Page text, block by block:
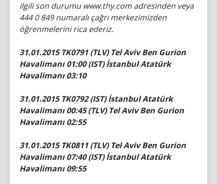
ilgili son durumu www.thy.com adresinden veya
444 0 849 numaralı çağrı merkezimizden
öğrenmelerini rica ederiz.
31.01.2015 TK0791 (TLV) Tel Aviv Ben Gurion
Havalimanı 01:00 (IST) İstanbul Atatürk
Havalimanı 03:10
31.01.2015 TK0792 (IST) İstanbul Atatürk
Havalimanı 00:45 (TLV) Tel Aviv Ben Gurion
Havalimanı 02:55
31.01.2015 TK0811 (TLV) Tel Aviv Ben Gurion
Havalimanı 07:40 (IST) İstanbul Atatürk
Havalimanı 09:55